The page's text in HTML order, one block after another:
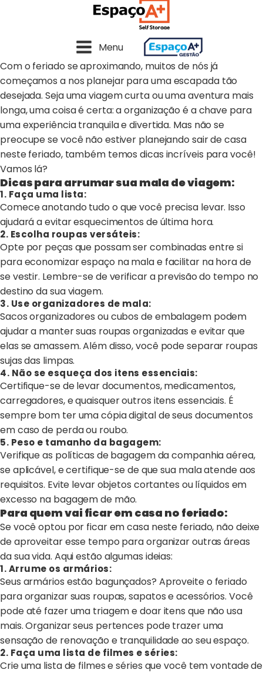
Menu
Com o feriado se aproximando, muitos de nós já
começamos a nos planejar para uma escapada tão
desejada. Seja uma viagem curta ou uma aventura mais
longa, uma coisa é certa: a organização é a chave para
uma experiência tranquila e divertida. Mas não se
preocupe se você não estiver planejando sair de casa
neste feriado, também temos dicas incríveis para você!
Vamos lá?
Dicas para arrumar sua mala de viagem:
1. Faça uma lista:
Comece anotando tudo o que você precisa levar. Isso
ajudará a evitar esquecimentos de última hora.
2. Escolha roupas versáteis:
Opte por peças que possam ser combinadas entre si
para economizar espaço na mala e facilitar na hora de
se vestir. Lembre-se de verificar a previsão do tempo no
destino da sua viagem.
3. Use organizadores de mala:
Sacos organizadores ou cubos de embalagem podem
ajudar a manter suas roupas organizadas e evitar que
elas se amassem. Além disso, você pode separar roupas
sujas das limpas.
4. Não se esqueça dos itens essenciais:
Certifique-se de levar documentos, medicamentos,
carregadores, e quaisquer outros itens essenciais. É
sempre bom ter uma cópia digital de seus documentos
em caso de perda ou roubo.
5. Peso e tamanho da bagagem:
Verifique as políticas de bagagem da companhia aérea,
se aplicável, e certifique-se de que sua mala atende aos
requisitos. Evite levar objetos cortantes ou líquidos em
excesso na bagagem de mão.
Para quem vai ficar em casa no feriado:
Se você optou por ficar em casa neste feriado, não deixe
de aproveitar esse tempo para organizar outras áreas
da sua vida. Aqui estão algumas ideias:
1. Arrume os armários:
Seus armários estão bagunçados? Aproveite o feriado
para organizar suas roupas, sapatos e acessórios. Você
pode até fazer uma triagem e doar itens que não usa
mais. Organizar seus pertences pode trazer uma
sensação de renovação e tranquilidade ao seu espaço.
2. Faça uma lista de filmes e séries:
Crie uma lista de filmes e séries que você tem vontade de